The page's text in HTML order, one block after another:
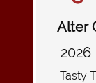
Alter
2026
Tasty